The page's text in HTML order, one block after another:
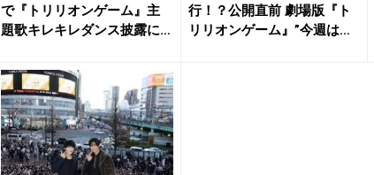
で『トリリオンゲーム』主
題歌キレキレダンス披露に
行！？公開直前 劇場版『ト
リリオンゲーム』”今週はめ